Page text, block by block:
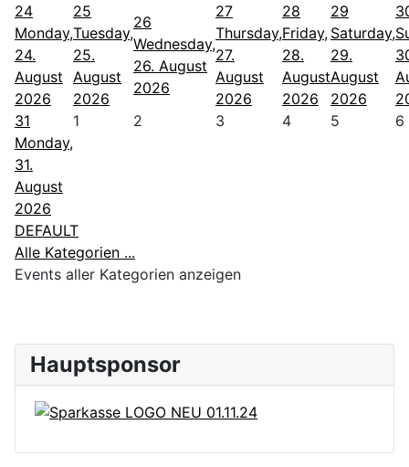
24
Monday,
24.
August
2026
25
Tuesday,
25.
August
2026
26
Wednesday,
26. August
2026
27
Thursday,
27.
August
2026
28
Friday,
28.
August
2026
29
Saturday,
29.
August
2026
31
Monday,
31.
August
2026
1 2 3 4 5 6
DEFAULT
Alle Kategorien ...
Events aller Kategorien anzeigen
Hauptsponsor